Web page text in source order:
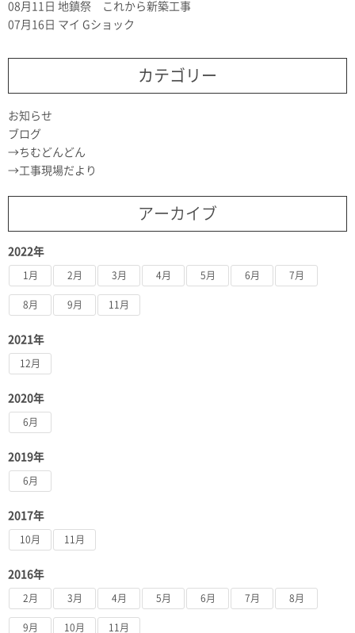
08月11日 地鎮祭 これから新築工事
07月16日 マイ Gショック
カテゴリー
お知らせ
ブログ
ちむどんどん
工事現場だより
アーカイブ
2022年
1月 2月 3月 4月 5月 6月 7月
8月 9月 11月
2021年
12月
2020年
6月
2019年
6月
2017年
10月 11月
2016年
2月 3月 4月 5月 6月 7月 8月
9月 10月 11月